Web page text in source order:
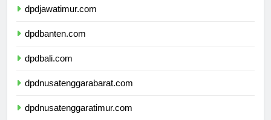
dpdjawatimur.com
dpdbanten.com
dpdbali.com
dpdnusatenggarabarat.com
dpdnusatenggaratimur.com